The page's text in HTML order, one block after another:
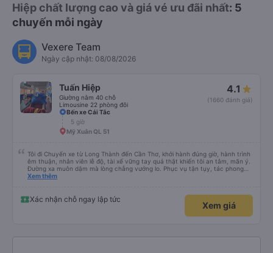
Hiệp chất lượng cao và giá vé ưu đãi nhất: 5
chuyến mỗi ngày
Vexere Team
Ngày cập nhật: 08/08/2026
Tuấn Hiệp
Giường nằm 40 chỗ
Limousine 22 phòng đôi
4.1
(1660 đánh giá)
Bến xe Cái Tắc
5 giờ
Mỹ Xuân QL 51
Tôi đi Chuyến xe từ Long Thành đến Cần Thơ, khởi hành đúng giờ, hành trình
êm thuận, nhân viên lễ độ, tài xế vững tay quả thật khiến tôi an tâm, mãn ý.
Đường xa muôn dặm mà lòng chẳng vướng lo. Phục vụ tận tụy, tác phong
nghiêm cẩn, hiếm thấy giữa thời buổi kim tiền vội vã. Xã hội loạn đạo. Xin gửi
Xem thêm
Xác nhận chỗ ngay lập tức
Xem giá